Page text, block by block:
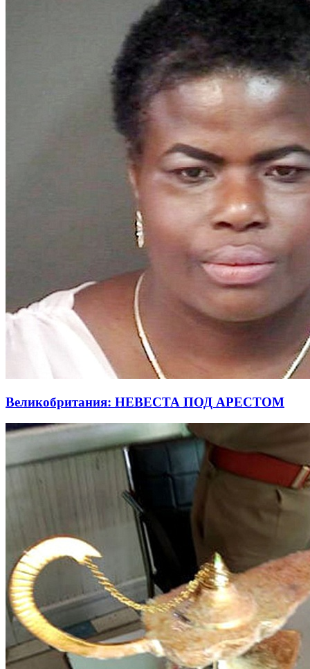
Великобритания: НЕВЕСТА ПОД АРЕСТОМ